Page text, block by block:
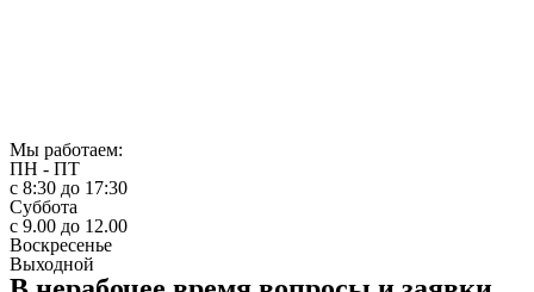
Мы работаем:
ПН - ПТ
с 8:30 до 17:30
Суббота
с 9.00 до 12.00
Воскресенье
Выходной